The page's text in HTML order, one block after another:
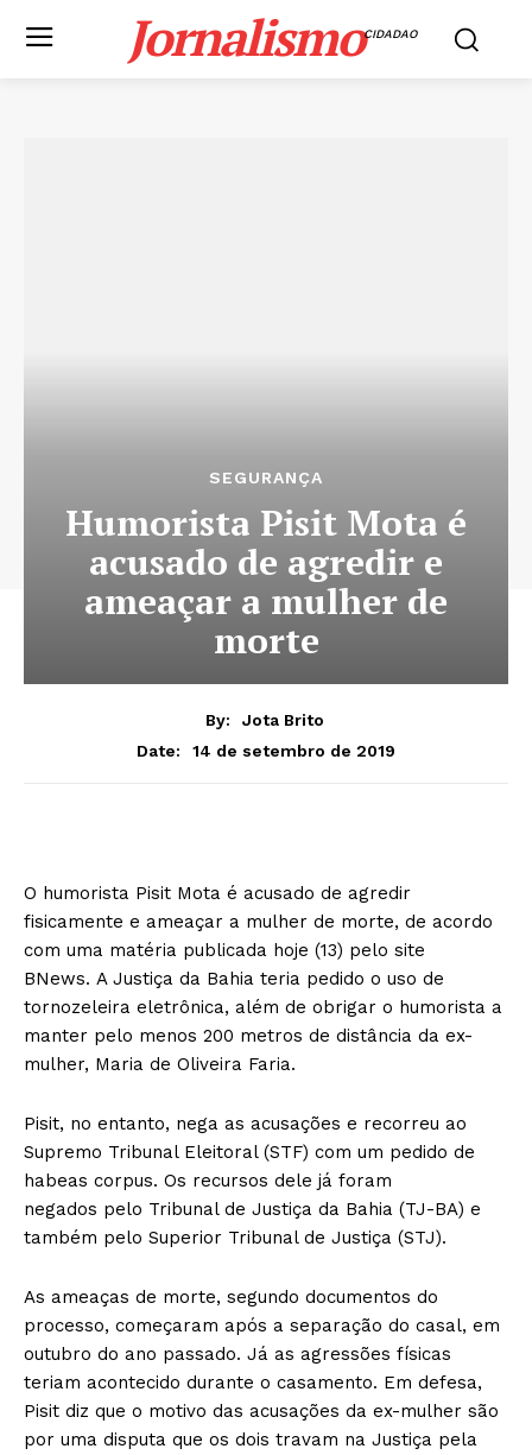
JornalismoCIDADAO
SEGURANÇA
Humorista Pisit Mota é
acusado de agredir e
ameaçar a mulher de
morte
By:
Jota Brito
Date:
14 de setembro de 2019
O humorista Pisit Mota é acusado de agredir
fisicamente e ameaçar a mulher de morte, de acordo
com uma matéria publicada hoje (13) pelo site
BNews. A Justiça da Bahia teria pedido o uso de
tornozeleira eletrônica, além de obrigar o humorista a
manter pelo menos 200 metros de distância da ex-
mulher, Maria de Oliveira Faria.
Pisit, no entanto, nega as acusações e recorreu ao
Supremo Tribunal Eleitoral (STF) com um pedido de
habeas corpus. Os recursos dele já foram
negados pelo Tribunal de Justiça da Bahia (TJ-BA) e
também pelo Superior Tribunal de Justiça (STJ).
As ameaças de morte, segundo documentos do
processo, começaram após a separação do casal, em
outubro do ano passado. Já as agressões físicas
teriam acontecido durante o casamento. Em defesa,
Pisit diz que o motivo das acusações da ex-mulher são
por uma disputa que os dois travam na Justiça pela